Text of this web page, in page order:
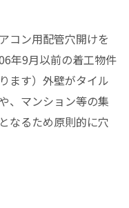
コン用配管穴開けを
年9月以前の着工物件
ます）外壁がタイル
、マンション等の集
なるため原則的に穴